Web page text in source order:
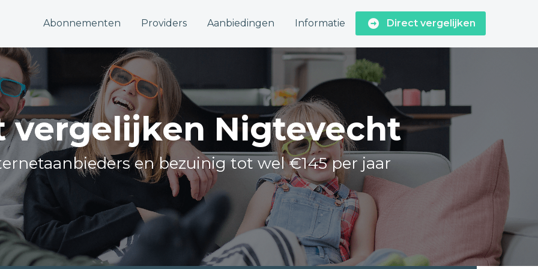
Abonnementen Providers Aanbiedingen Informatie Direct vergelijken
vergelijken Nigtevecht
en bezuinig tot wel €145 per jaar